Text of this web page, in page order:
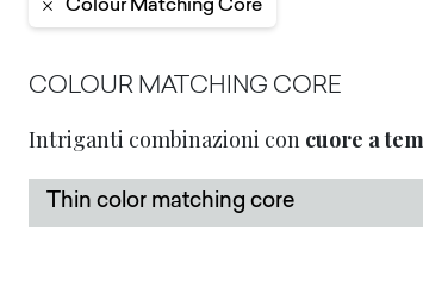
Colour Matching Core
COLOUR MATCHING CORE
Intriganti combinazioni con cuore a
Thin color matching core